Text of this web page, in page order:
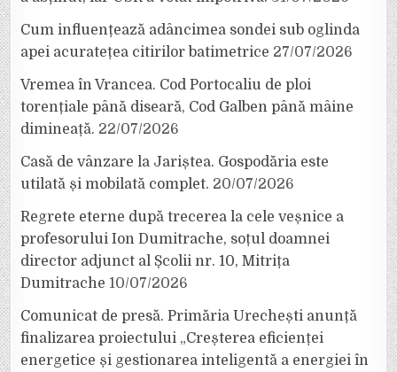
Cum influențează adâncimea sondei sub oglinda
apei acuratețea citirilor batimetrice 27/07/2026
Vremea în Vrancea. Cod Portocaliu de ploi
torențiale până diseară, Cod Galben până mâine
dimineață. 22/07/2026
Casă de vânzare la Jariștea. Gospodăria este
utilată și mobilată complet. 20/07/2026
Regrete eterne după trecerea la cele veșnice a
profesorului Ion Dumitrache, soțul doamnei
director adjunct al Școlii nr. 10, Mitrița
Dumitrache 10/07/2026
Comunicat de presă. Primăria Urechești anunță
finalizarea proiectului „Creșterea eficienței
energetice și gestionarea inteligentă a energiei în